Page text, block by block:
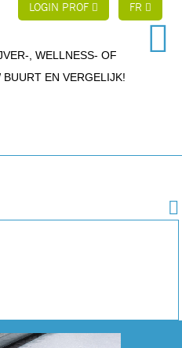
LOGIN PROF FR
, WELLNESS- OF
EN VERGELIJK!